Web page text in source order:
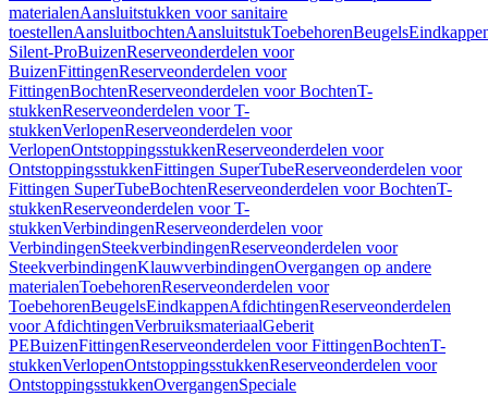
materialenAansluitstukken voor sanitaire
toestellenAansluitbochtenAansluitstukToebehorenBeugels
Silent-ProBuizenReserveonderdelen voor
BuizenFittingenReserveonderdelen voor
FittingenBochtenReserveonderdelen voor BochtenT-
stukkenReserveonderdelen voor T-
stukkenVerlopenReserveonderdelen voor
VerlopenOntstoppingsstukkenReserveonderdelen voor
OntstoppingsstukkenFittingen SuperTubeReserveonderdelen voor
Fittingen SuperTubeBochtenReserveonderdelen voor BochtenT-
stukkenReserveonderdelen voor T-
stukkenVerbindingenReserveonderdelen voor
VerbindingenSteekverbindingenReserveonderdelen voor
SteekverbindingenKlauwverbindingenOvergangen op andere
materialenToebehorenReserveonderdelen voor
ToebehorenBeugelsEindkappenAfdichtingenReserveonderdelen
voor AfdichtingenVerbruiksmateriaalGeberit
PEBuizenFittingenReserveonderdelen voor FittingenBochtenT-
stukkenVerlopenOntstoppingsstukkenReserveonderdelen voor
OntstoppingsstukkenOvergangenSpeciale